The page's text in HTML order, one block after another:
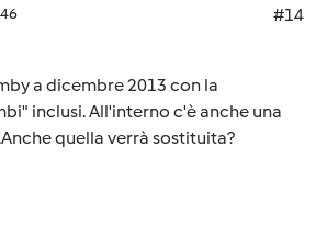
#14
a dicembre 2013 con la
inclusi. All'interno c'è anche una
quella verrà sostituita?